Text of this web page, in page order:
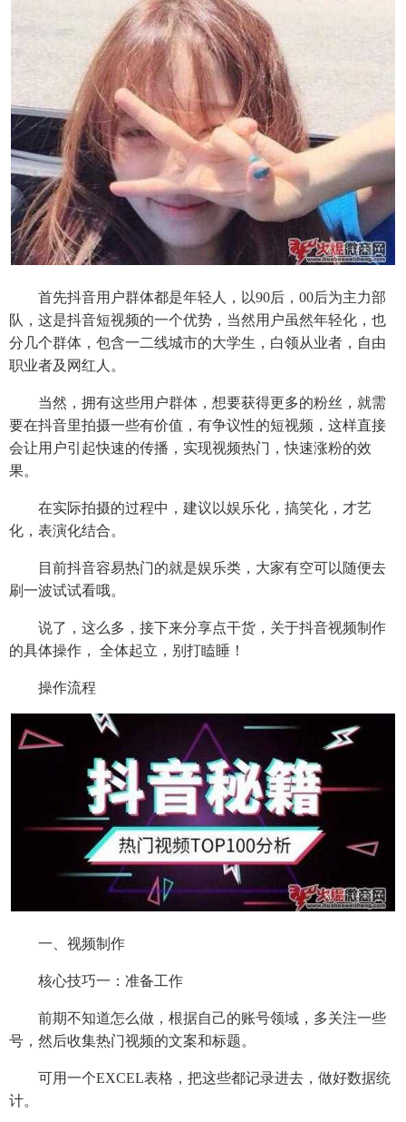
首先抖音用户群体都是年轻人，以90后，00后为主力部
队，这是抖音短视频的一个优势，当然用户虽然年轻化，也
分几个群体，包含一二线城市的大学生，白领从业者，自由
职业者及网红人。
当然，拥有这些用户群体，想要获得更多的粉丝，就需
要在抖音里拍摄一些有价值，有争议性的短视频，这样直接
会让用户引起快速的传播，实现视频热门，快速涨粉的效
果。
在实际拍摄的过程中，建议以娱乐化，搞笑化，才艺
化，表演化结合。
目前抖音容易热门的就是娱乐类，大家有空可以随便去
刷一波试试看哦。
说了，这么多，接下来分享点干货，关于抖音视频制作
的具体操作， 全体起立，别打瞌睡！
操作流程
一、视频制作
核心技巧一：准备工作
前期不知道怎么做，根据自己的账号领域，多关注一些
号，然后收集热门视频的文案和标题。
可用一个EXCEL表格，把这些都记录进去，做好数据统
计。